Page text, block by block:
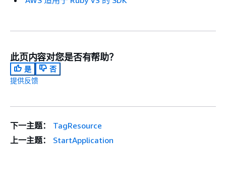
此页内容对您是否有帮助？
是
否
提供反馈
下一主题：
TagResource
上一主题：
StartApplication